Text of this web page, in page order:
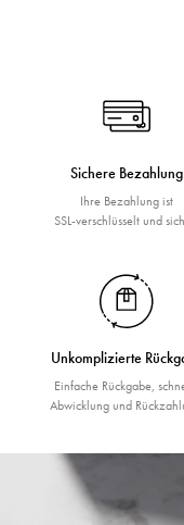
Sichere Bezahlung
Ihre Bezahlung ist
SSL-verschlüsselt und
Unkomplizierte
Einfache Rückgabe,
Abwicklung und